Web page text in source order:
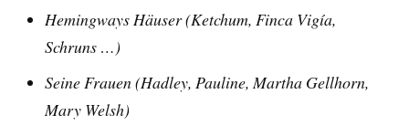
Hemingways Häuser (Ketchum, Finca Vigía,
Schruns …)
Seine Frauen (Hadley, Pauline, Martha Gellhorn,
Mary Welsh)